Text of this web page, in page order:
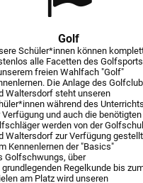
Golf
Schüler*innen können
alle Facetten des Golfsports
freien Wahlfach "Golf"
Die Anlage des
Waltersdorf steht unseren
während des
Verfügung und auch die benötigten
werden von der
Waltersdorf zur Verfügung
Kennenlernen der "Basics"
Golfschwungs, über
grundlegenden Regelkunde bis
am Platz wird unseren